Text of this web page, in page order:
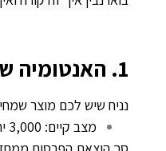
1. האנטומיה של הנפילה: כך זה נראה במציאות
נניח שיש לכם מוצר שמחירו הרשמי $50, אך אתם מוכרים
מצב קיים: 3,000 יחידות בחודש, רווח נקי של $24,900 (כולל הוצאות פרסום ו-TACOS של 6%).